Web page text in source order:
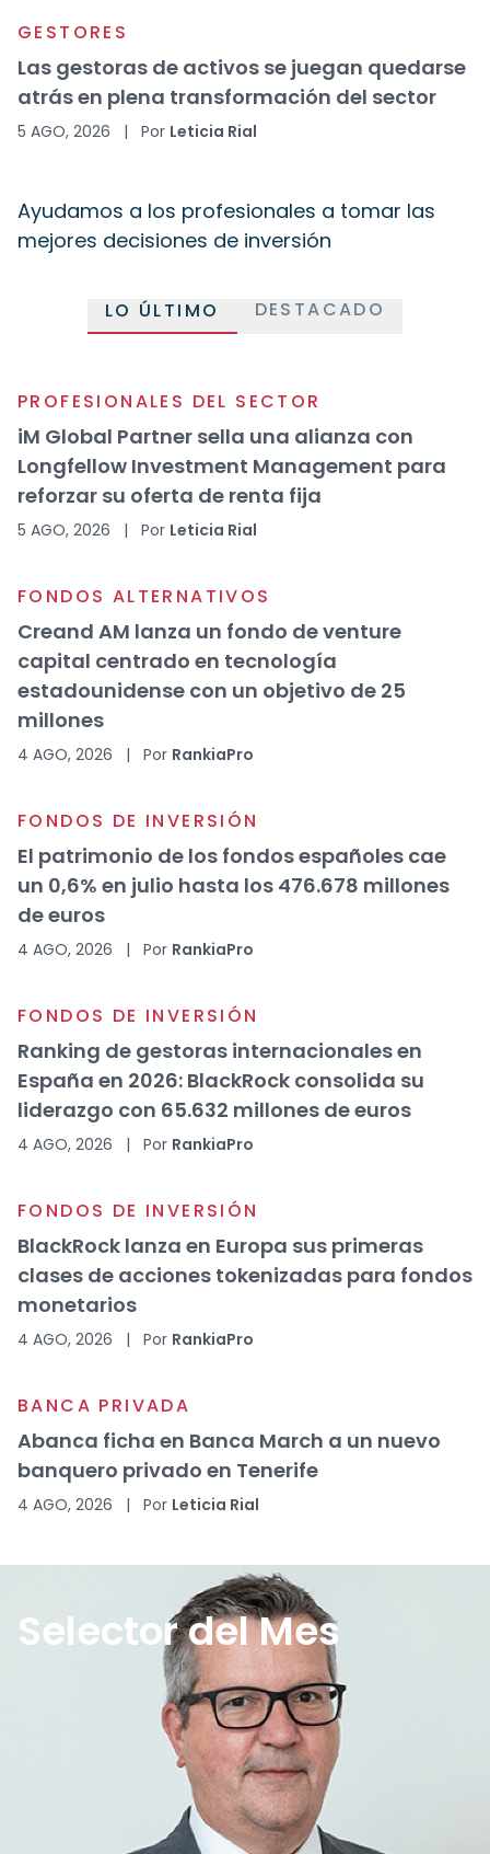
GESTORES
Las gestoras de activos se juegan quedarse
atrás en plena transformación del sector
5 AGO, 2026 | Por Leticia Rial
Ayudamos a los profesionales a tomar las
mejores decisiones de inversión
LO ÚLTIMO DESTACADO
PROFESIONALES DEL SECTOR
iM Global Partner sella una alianza con
Longfellow Investment Management para
reforzar su oferta de renta fija
5 AGO, 2026 | Por Leticia Rial
FONDOS ALTERNATIVOS
Creand AM lanza un fondo de venture
capital centrado en tecnología
estadounidense con un objetivo de 25
millones
4 AGO, 2026 | Por RankiaPro
FONDOS DE INVERSIÓN
El patrimonio de los fondos españoles cae
un 0,6% en julio hasta los 476.678 millones
de euros
4 AGO, 2026 | Por RankiaPro
FONDOS DE INVERSIÓN
Ranking de gestoras internacionales en
España en 2026: BlackRock consolida su
liderazgo con 65.632 millones de euros
4 AGO, 2026 | Por RankiaPro
FONDOS DE INVERSIÓN
BlackRock lanza en Europa sus primeras
clases de acciones tokenizadas para fondos
monetarios
4 AGO, 2026 | Por RankiaPro
BANCA PRIVADA
Abanca ficha en Banca March a un nuevo
banquero privado en Tenerife
4 AGO, 2026 | Por Leticia Rial
Selector del Mes